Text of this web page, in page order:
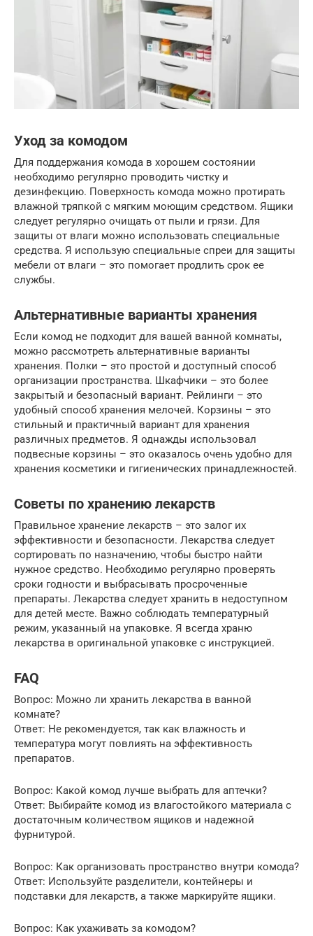
Уход за комодом
Для поддержания комода в хорошем состоянии
необходимо регулярно проводить чистку и
дезинфекцию. Поверхность комода можно протирать
влажной тряпкой с мягким моющим средством. Ящики
следует регулярно очищать от пыли и грязи. Для
защиты от влаги можно использовать специальные
средства. Я использую специальные спреи для защиты
мебели от влаги – это помогает продлить срок ее
службы.
Альтернативные варианты хранения
Если комод не подходит для вашей ванной комнаты,
можно рассмотреть альтернативные варианты
хранения. Полки – это простой и доступный способ
организации пространства. Шкафчики – это более
закрытый и безопасный вариант. Рейлинги – это
удобный способ хранения мелочей. Корзины – это
стильный и практичный вариант для хранения
различных предметов. Я однажды использовал
подвесные корзины – это оказалось очень удобно для
хранения косметики и гигиенических принадлежностей.
Советы по хранению лекарств
Правильное хранение лекарств – это залог их
эффективности и безопасности. Лекарства следует
сортировать по назначению, чтобы быстро найти
нужное средство. Необходимо регулярно проверять
сроки годности и выбрасывать просроченные
препараты. Лекарства следует хранить в недоступном
для детей месте. Важно соблюдать температурный
режим, указанный на упаковке. Я всегда храню
лекарства в оригинальной упаковке с инструкцией.
FAQ
Вопрос: Можно ли хранить лекарства в ванной
комнате?
Ответ: Не рекомендуется, так как влажность и
температура могут повлиять на эффективность
препаратов.
Вопрос: Какой комод лучше выбрать для аптечки?
Ответ: Выбирайте комод из влагостойкого материала с
достаточным количеством ящиков и надежной
фурнитурой.
Вопрос: Как организовать пространство внутри комода?
Ответ: Используйте разделители, контейнеры и
подставки для лекарств, а также маркируйте ящики.
Вопрос: Как ухаживать за комодом?